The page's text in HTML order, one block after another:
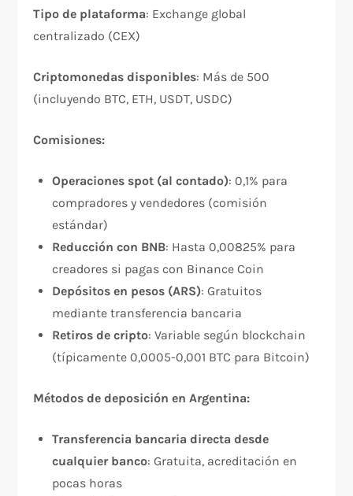
Tipo de plataforma: Exchange global
centralizado (CEX)
Criptomonedas disponibles: Más de 500
(incluyendo BTC, ETH, USDT, USDC)​
Comisiones:
Operaciones spot (al contado): 0,1% para
compradores y vendedores (comisión
estándar)​
Reducción con BNB: Hasta 0,00825% para
creadores si pagas con Binance Coin​
Depósitos en pesos (ARS): Gratuitos
mediante transferencia bancaria​
Retiros de cripto: Variable según blockchain
(típicamente 0,0005-0,001 BTC para Bitcoin)​
Métodos de deposición en Argentina:
Transferencia bancaria directa desde
cualquier banco: Gratuita, acreditación en
pocas horas​